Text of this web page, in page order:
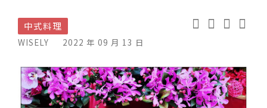
中式料理
WISELY 2022 年 09 月 13 日